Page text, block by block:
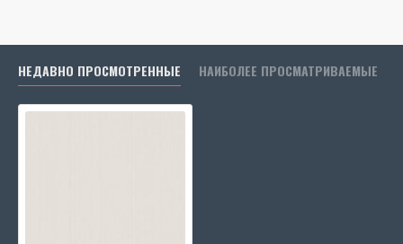
НЕДАВНО ПРОСМОТРЕННЫЕ НАИБОЛЕЕ ПРОСМАТРИВАЕМЫЕ